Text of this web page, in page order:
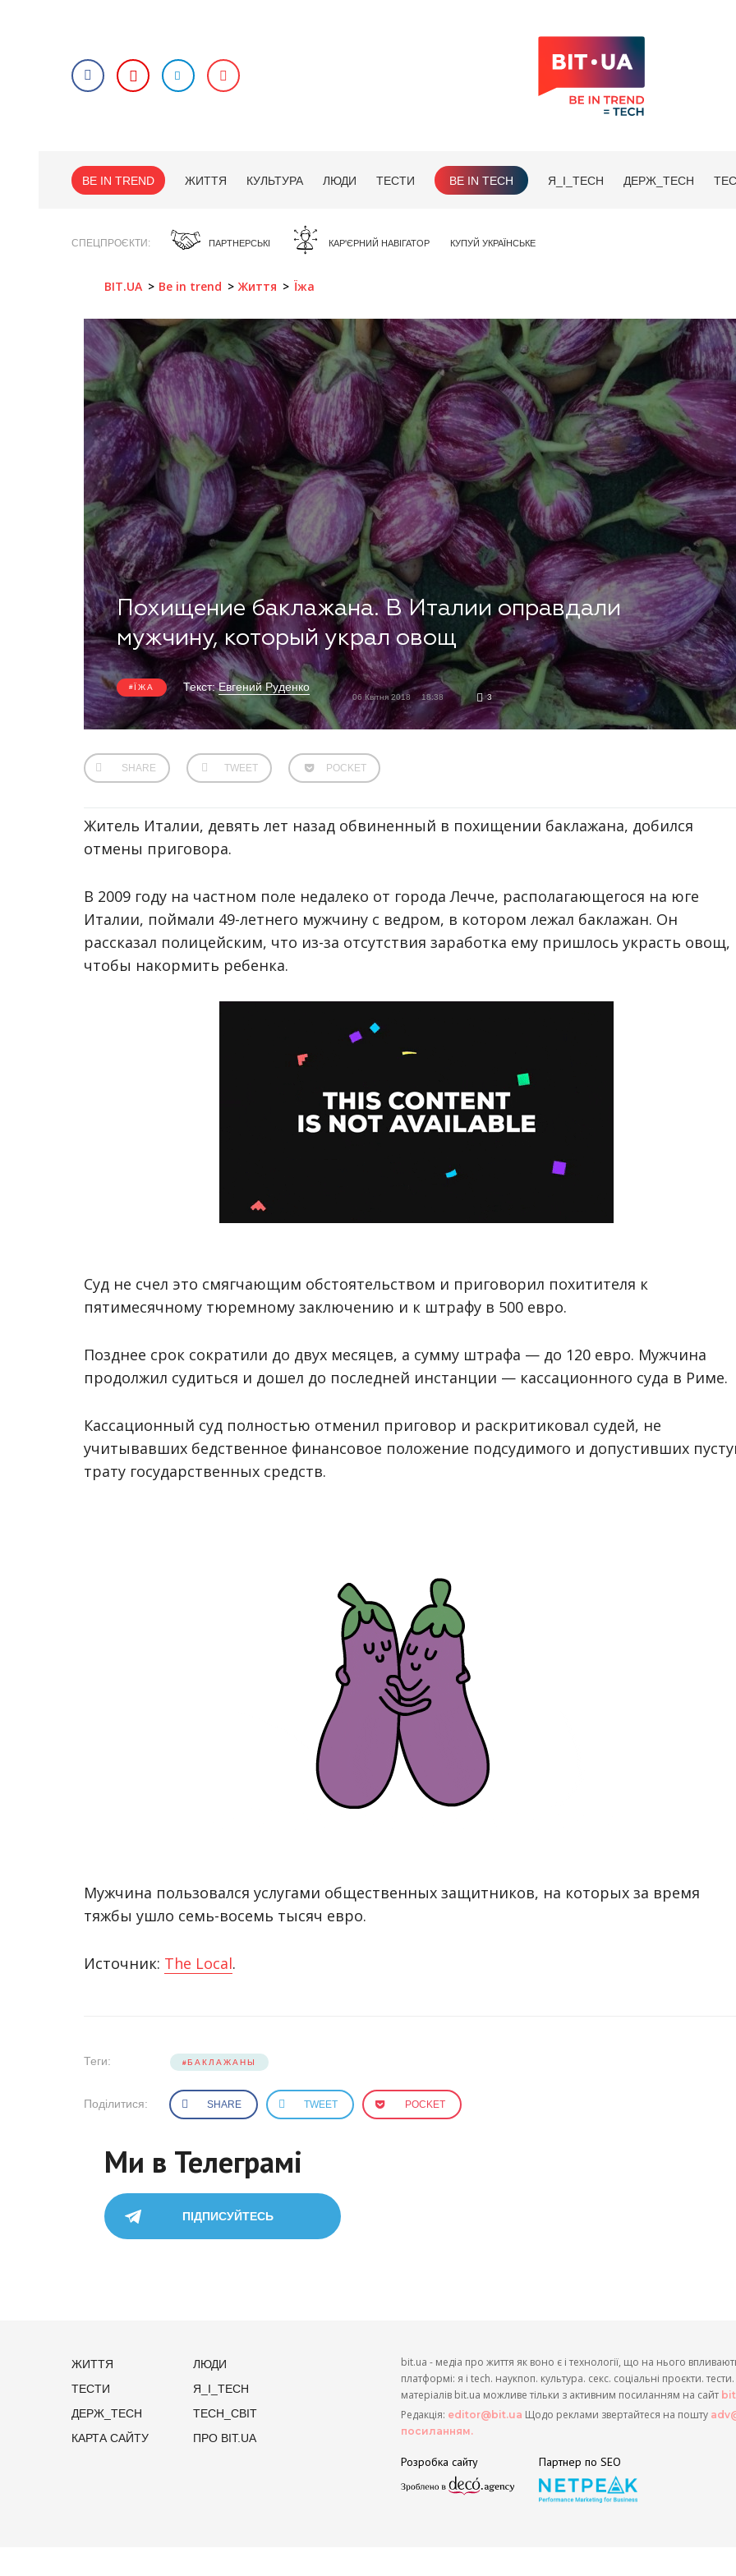
BE IN TREND ЖИТТЯ КУЛЬТУРА ЛЮДИ ТЕСТИ BE IN TECH Я_І_TECH ДЕРЖ_TECH
СПЕЦПРОЄКТИ ПАРТНЕРСЬКІ КАР'ЄРНИЙ НАВІГАТОР КУПУЙ УКРАЇНСЬКЕ
BIT.UA Be in trend Життя Їжа
Похищение баклажана. В Италии оправдали
мужчину, который украл овощ
ЇЖА Текст:Евгений Руденко
06 Квітня 2018 18:38 3
SHARE TWEET POCKET
Житель Италии, девять лет назад обвиненный в похищении баклажана, добился
отмены приговора.
В 2009 году на частном поле недалеко от города Лечче, располагающегося на юге
Италии, поймали 49-летнего мужчину с ведром, в котором лежал баклажан. Он
рассказал полицейским, что из-за отсутствия заработка ему пришлось украсть овощ,
чтобы накормить ребенка.
Суд не счел это смягчающим обстоятельством и приговорил похитителя к
пятимесячному тюремному заключению и к штрафу в 500 евро.
Позднее срок сократили до двух месяцев, а сумму штрафа — до 120 евро. Мужчина
продолжил судиться и дошел до последней инстанции — кассационного суда в Риме.
Кассационный суд полностью отменил приговор и раскритиковал судей, не
учитывавших бедственное финансовое положение подсудимого и допустивших
трату государственных средств.
Мужчина пользовался услугами общественных защитников, на которых за время
тяжбы ушло семь-восемь тысяч евро.
Источник: The Local.
Теги: БАКЛАЖАНЫ
Поділитися: SHARE TWEET POCKET
Ми в Телеграмі
ПІДПИСУЙТЕСЬ
ЖИТТЯ
ЛЮДИ
ТЕСТИ
Я_І_TECH
ДЕРЖ_TECH
TECH_СВІТ
КАРТА САЙТУ
ПРО BIT.UA
bit.ua - медіа про життя як воно є і технології, що на нього
платформі: я і tech. наукпоп. культура. секс. соціальні проєкти.
матеріалів bit.ua можливе тільки з активним посиланням на сайт
Редакція: editor@bit.ua Щодо реклами звертайтеся на пошту
посиланням.
Розробка сайту Партнер по SEO